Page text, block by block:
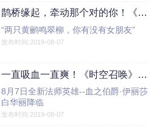
鹊桥缘起，牵动那个对的你！《时空召唤》比卡七夕皮肤揭秘
“两只黄鹂鸣翠柳，你有没有女朋友”
发布时间:2019-08-07
一直吸血一直爽！《时空召唤》全新法师英雄血之伯爵·伊丽莎白登场
8月7日全新法师英雄--血之伯爵·伊丽莎
白华丽降临
发布时间:2019-08-07